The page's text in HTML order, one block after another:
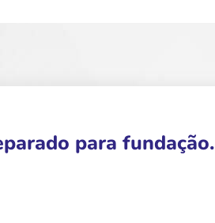
para fundação.